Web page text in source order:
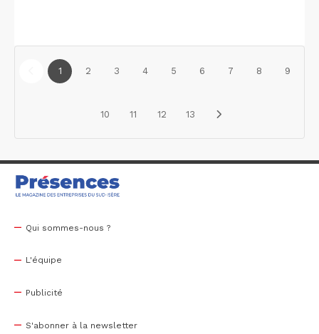
1 2 3 4 5 6 7 8 9
10 11 12 13
Qui sommes-nous ?
L'équipe
Publicité
S'abonner à la newsletter